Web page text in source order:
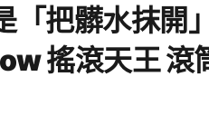
「把髒水抹開
搖滾天王 滾